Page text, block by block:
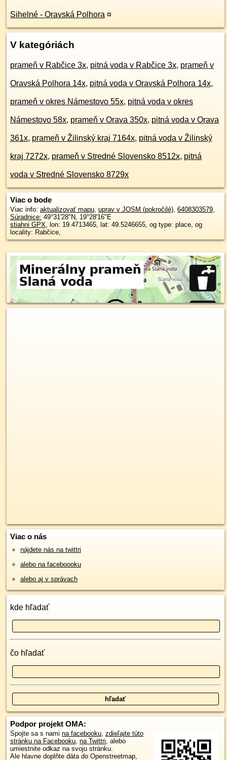
Sihelné - Oravská Polhora ¤
V kategóriách
prameň v Rabčice 3x, pitná voda v Rabčice 3x, prameň v
Oravská Polhora 14x, pitná voda v Oravská Polhora 14x,
prameň v okres Námestovo 55x, pitná voda v okres
Námestovo 58x, prameň v Orava 350x, pitná voda v Orava
361x, prameň v Žilinský kraj 7164x, pitná voda v Žilinský
kraj 7272x, prameň v Stredné Slovensko 8512x, pitná
voda v Stredné Slovensko 8729x
Viac o bode
Viac info: aktualizovať mapu, uprav v JOSM (pokročilé), 6408303579,
Súradnice: 49°31'28"N, 19°28'16"E
stiahni GPX, lon: 19.4713465, lat: 49.5246655, og type: place, og
locality: Rabčice,
Viac o nás
nájdete nás na twittri
alebo na faceboooku
alebo aj v správach
kde hľadať
čo hľadať
Podpor projekt OMA:
Spojte sa s nami na facebooku, zdieľajte túto
stránku na Facebooku, na Twittri, alebo
umiestnite odkaz na svoju stránku.
Ale hlavne doplňte dáta do Openstreetmap,